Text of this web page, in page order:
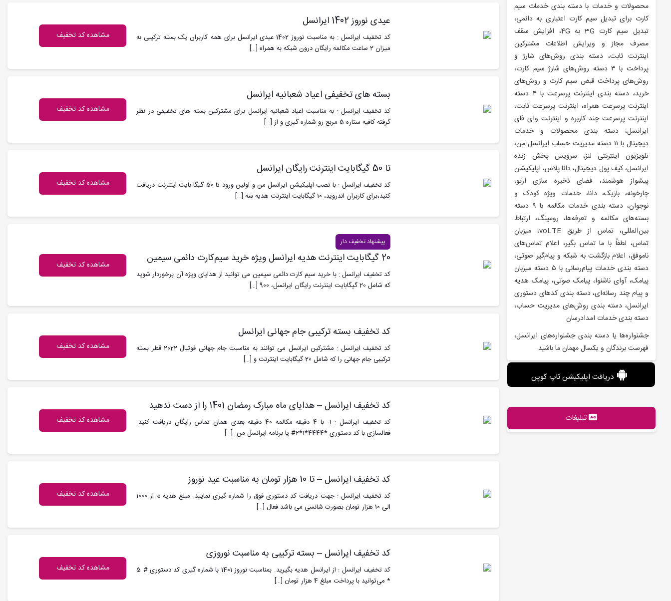
محصولات و خدمات با دسته بندی خدمات سیم
کارت برای تبدیل سیم کارت اعتباری به دائمی،
تبدیل سیم کارت 3G به 4G، افزایش سقف
مصرف مجاز و ویرایش اطلاعات مشترکین
اینترنت ثابت، دسته بندی روش‌های شارژ و
پرداخت با ۳ دسته روش‌های شارژ سیم کارت،
روش‌های پرداخت قبض سیم کارت و روش‌های
خرید، دسته بندی اینترنت پرسرعت با ۴ دسته
اینترنت پرسرعت همراه، اینترنت پرسرعت ثابت،
اینترنت پرسرعت چند کاربره و اینترنت وای فای
ایرانسل، دسته بندی محصولات و خدمات
دیجیتال با ۱۱ دسته مدیریت حساب ایرانسل من،
تلویزیون اینترنتی لنز، سرویس پخش زنده
ایرانسل، کیف پول دیجیتال، دانا پلاس، اپلیکیشن
پیشواز هوشمند، فضای ذخیره سازی ارتو،
چارخونه، بازیک، دانا، خدمات ویژه کودک و
نوجوان، دسته بندی خدمات مکالمه با ۹ دسته
بسته‌های مکالمه و تعرفه‌ها، رومینگ، ارتباط
بین‌المللی، تماس از طریق voLTE، میزبان
تماس، لطفاً با ما تماس بگیر، اعلام تماس‌های
ناموفق، اعلام بازگشت به شبکه و پیام‌گیر صوتی،
دسته بندی خدمات پیام‌رسانی با ۵ دسته میزبان
پیامک، آوای ناشنوا، پیامک صوتی، پیامک هدیه
و پیام چند رسانه‌ای، دسته بندی کدهای دستوری
ایرانسل، دسته بندی روش‌های مدیریت حساب،
دسته بندی خدمات امدادرسان
جشنواره‌ها یا دسته بندی جشنواره‌های ایرانسل،
فهرست برندگان و یکسال مهمان ما باشید
دریافت اپلیکیشن تاپ کوپن
تبلیغات
عیدی نوروز 1402 ایرانسل
کد تخفیف ایرانسل : به مناسبت نوروز 1402 عیدی ایرانسل برای همه کاربران یک بسته ترکیبی به
میزان 2 ساعت مکالمه رایگان درون شبکه به همراه
[…]
مشاهده کد تخفیف
بسته های تخفیفی اعیاد شعبانیه ایرانسل
کد تخفیف ایرانسل : به مناسبت اعیاد شعبانیه ایرانسل برای مشترکین بسته های تخفیفی در نظر
گرفته کافیه ستاره 5 مربع رو شماره گیری و از
[…]
مشاهده کد تخفیف
تا 50 گیگابایت اینترنت رایگان ایرانسل
کد تخفیف ایرانسل : با نصب اپلیکیشن ایرانسل من و اولین ورود تا 50 گیگا بایت اینترنت دریافت
کنید،برای کاربران اندروید، 10 گیگابایت اینترنت هدیه سه
[…]
مشاهده کد تخفیف
پیشنهاد تخفیف دار
20 گیگابایت اینترنت هدیه ایرانسل ویژه خرید سیم‌کارت دائمی سیمین
کد تخفیف ایرانسل : با خرید سیم کارت دائمی سیمین می توانید از هدایای ویژه آن برخوردار شوید
که شامل 20 گیگابایت اینترنت رایگان ایرانسل، 900
[…]
مشاهده کد تخفیف
کد تخفیف بسته ترکیبی جام جهانی ایرانسل
کد تخفیف ایرانسل : مشترکین ایرانسل می توانند به مناسبت جام جهانی فوتبال 2022 قطر بسته
ترکیبی جام جهانی را که شامل 20 گیگابایت اینترنت و
[…]
مشاهده کد تخفیف
کد تخفیف ایرانسل – هدایای ماه مبارک رمضان 1401 را از دست ندهید
کد تخفیف ایرانسل : 1- با 4 دقیقه مکالمه 40 دقیقه بعدی همان تماس رایگان دریافت کنید.
فعالسازی با کد دستوری *4444*1*2# یا برنامه ایرانسل من.
[…]
مشاهده کد تخفیف
کد تخفیف ایرانسل – تا 10 هزار تومان به مناسبت عید نوروز
کد تخفیف ایرانسل : جهت دریافت کد دستوری فوق را شماره گیری نمایید. مبلغ هدیه » از 1000
الی 10 هزار تومان بصورت شانسی می باشد.فعال
[…]
مشاهده کد تخفیف
کد تخفیف ایرانسل – بسته ترکیبی به مناسبت نوروزی
کد تخفیف ایرانسل : از ایرانسل هدیه بگیرید. بمناسبت نوروز 1401 با شماره گیری کد دستوری # 5
* می‌توانید با پرداخت مبلغ 4 هزار تومان
[…]
مشاهده کد تخفیف